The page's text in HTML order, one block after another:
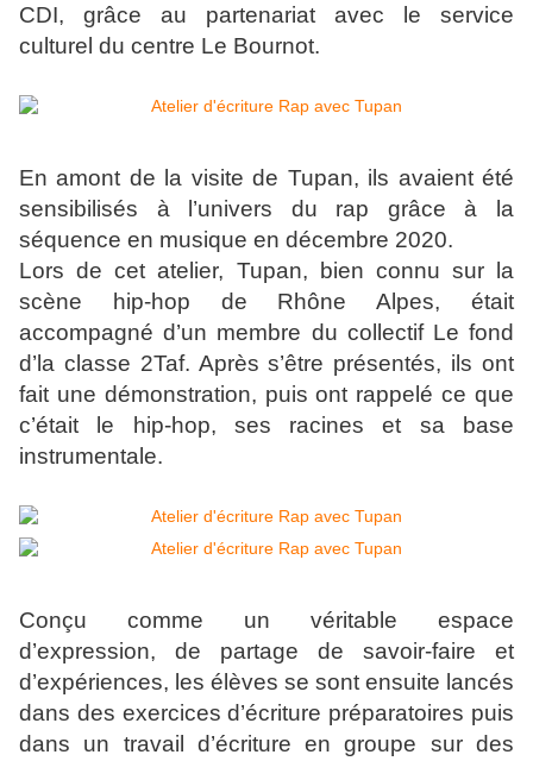
CDI, grâce au partenariat avec le service
culturel du centre Le Bournot.
En amont de la visite de Tupan, ils avaient été
sensibilisés à l’univers du rap grâce à la
séquence en musique en décembre 2020.
Lors de cet atelier, Tupan, bien connu sur la
scène hip-hop de Rhône Alpes, était
accompagné d’un membre du collectif Le fond
d’la classe 2Taf. Après s’être présentés, ils ont
fait une démonstration, puis ont rappelé ce que
c’était le hip-hop, ses racines et sa base
instrumentale.
Conçu comme un véritable espace
d’expression, de partage de savoir-faire et
d’expériences, les élèves se sont ensuite lancés
dans des exercices d’écriture préparatoires puis
dans un travail d’écriture en groupe sur des